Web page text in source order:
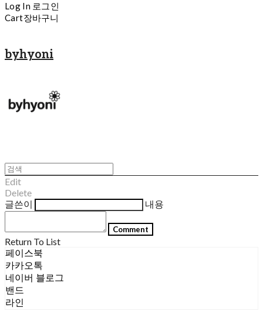
Log In 로그인
Cart장바구니
byhyoni
Edit
Delete
글쓴이
내용
Comment
Return To List
페이스북
카카오톡
네이버 블로그
밴드
라인